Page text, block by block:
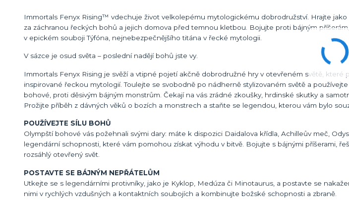
Immortals Fenyx Rising™ vdechuje život velkolepému mytologickému dobrodružství. Hrajte
za záchranou řeckých bohů a jejich domova před temnou kletbou. Bojujte proti bájným
v epickém souboji Týfóna, nejnebezpečnějšího titána v řecké mytologii.
V sázce je osud světa – poslední nadějí bohů jste vy.
Immortals Fenyx Rising je svěží a vtipné pojetí akčně dobrodružné hry v otevřeném světě, které
inspirované řeckou mytologií. Toulejte se svobodně po nádherně stylizovaném světě a
bohové, proti děsivým bájným monstrům. Čekají na vás zrádné zkoušky, hrdinské skutky a
Prožijte příběh z dávných věků o bozích a monstrech a staňte se legendou, kterou vám bylo
POUŽÍVEJTE SÍLU BOHŮ
Olympští bohové vás požehnali svými dary: máte k dispozici Daidalova křídla, Achilleův meč,
legendární schopnosti, které vám pomohou získat výhodu v bitvě. Bojujte s bájnými příšerami,
rozsáhlý otevřený svět.
POSTAVTE SE BÁJNÝM NEPŘÁTELŮM
Utkejte se s legendárními protivníky, jako je Kyklop, Medúza či Minotaurus, a postavte se
nimi v rychlých vzdušných a kontaktních soubojích a kombinujte božské schopnosti a zbraně.